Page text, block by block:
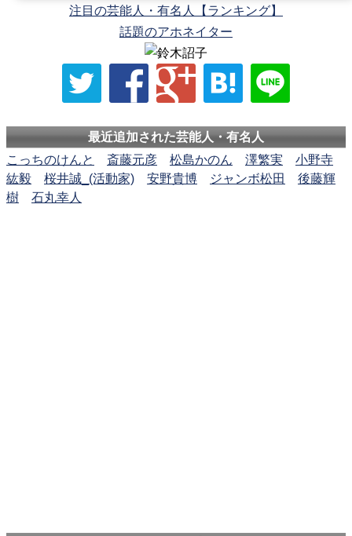
注目の芸能人・有名人【ランキング】
話題のアホネイター
最近追加された芸能人・有名人
こっちのけんと
斎藤元彦 松島かのん 澤繁実
小野寺
紘毅
桜井誠_(活動家) 安野貴博 ジャンボ松田
後藤輝
樹
石丸幸人